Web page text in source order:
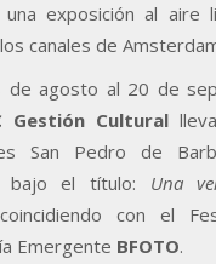
una exposición al aire
canales de
de agosto al 20 de
Gestión Cultural
San Pedro de
bajo el título: Una
con el
Emergente BFOTO.